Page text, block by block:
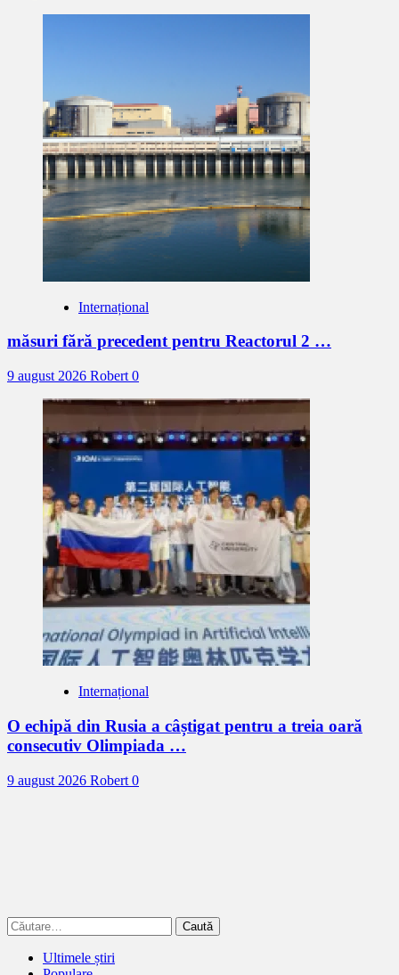
Internațional
măsuri fără precedent pentru Reactorul 2 …
9 august 2026 Robert 0
Internațional
O echipă din Rusia a câștigat pentru a treia oară
consecutiv Olimpiada …
9 august 2026 Robert 0
Caută
după:
Ultimele știri